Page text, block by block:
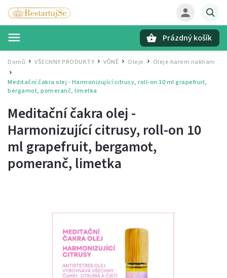
Prázdný košík
Domů / VŠECHNY PRODUKTY / VŮNĚ / Oleje
Oleje harem nakham
/
Meditační čakra olej - Harmonizující citrusy, roll-on 10 ml grapefruit,
bergamot, pomeranč, limetka
Meditační čakra olej -
Harmonizující citrusy, roll-on 10
ml grapefruit, bergamot,
pomeranč, limetka